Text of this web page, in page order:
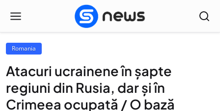
Romania
Atacuri ucrainene în șapte
regiuni din Rusia, dar și în
Crimeea ocupată / O bază